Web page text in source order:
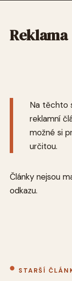
Reklama
Na těchto
reklamní
možné si
určitou.
Články nejsou
odkazu.
STARŠÍ